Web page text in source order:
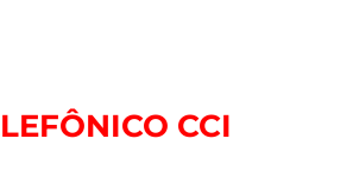
CCI